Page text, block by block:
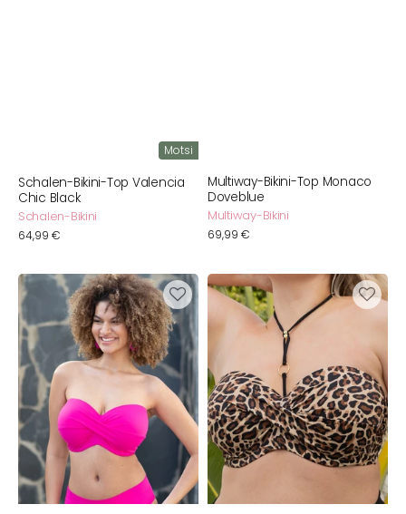
Motsi
Schalen-Bikini-Top Valencia
Chic Black
Schalen-Bikini
Normaler
64,99 €
Multiway-Bikini-Top Monaco
Doveblue
Multiway-Bikini
Normaler
69,99 €
Multiway-
Bikini-
Top
Monaco
Pink
Bikini-
Neckpiece
Black